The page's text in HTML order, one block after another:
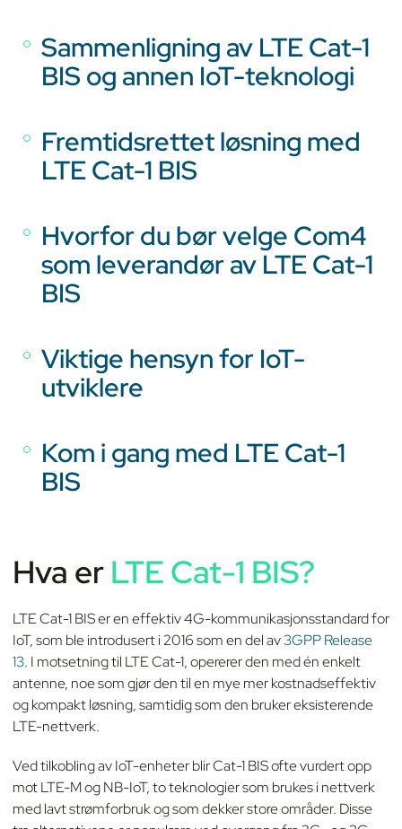
Sammenligning av LTE Cat-1
BIS og annen IoT-teknologi
Fremtidsrettet løsning med
LTE Cat-1 BIS
Hvorfor du bør velge Com4
som leverandør av LTE Cat-1
BIS
Viktige hensyn for IoT-
utviklere
Kom i gang med LTE Cat-1
BIS
Hva erLTE Cat-1 BIS?
LTE Cat-1 BIS er en effektiv 4G-kommunikasjonsstandard for
IoT, som ble introdusert i 2016 som en del av3GPP Release
13. I motsetning til LTE Cat-1, opererer den med én enkelt
antenne, noe som gjør den til en mye mer kostnadseffektiv
og kompakt løsning, samtidig som den bruker eksisterende
LTE-nettverk.
Ved tilkobling av IoT-enheter blir Cat-1 BIS ofte vurdert opp
mot LTE-M og NB-IoT, to teknologier som brukes i nettverk
med lavt strømforbruk og som dekker store områder. Disse